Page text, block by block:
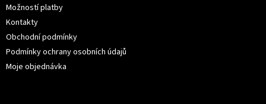
Možností platby
Kontakty
Obchodní podmínky
Podmínky ochrany osobních údajů
Moje objednávka